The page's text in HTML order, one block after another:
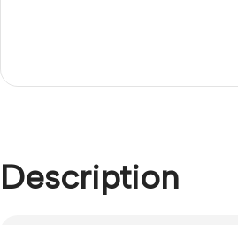
Description